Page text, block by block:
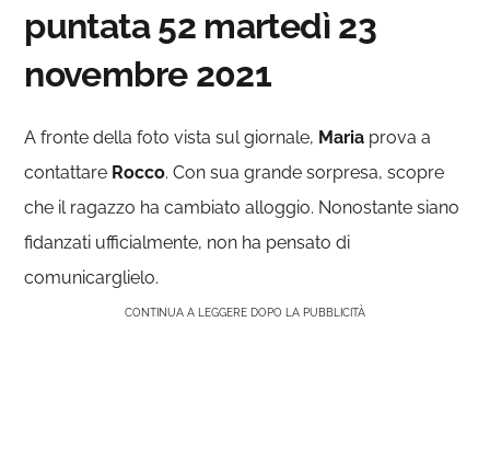
puntata 52 martedì 23
novembre 2021
A fronte della foto vista sul giornale, Maria prova a
contattare Rocco. Con sua grande sorpresa, scopre
che il ragazzo ha cambiato alloggio. Nonostante siano
fidanzati ufficialmente, non ha pensato di
comunicarglielo.
CONTINUA A LEGGERE DOPO LA PUBBLICITÀ